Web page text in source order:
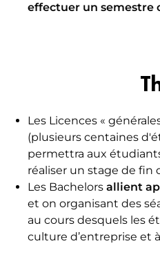
effectuer un semestre
Les Licences «
(plusieurs centaines
permettra aux
réaliser un stage de fin
Les Bachelors allient
et on organisant des
au cours desquels les
culture d’entreprise et